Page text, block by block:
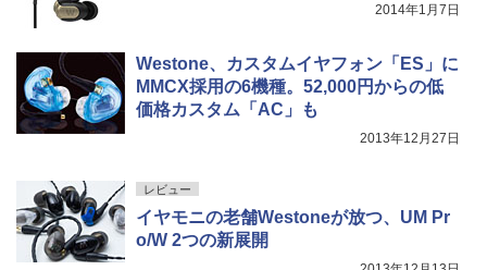
2014年1月7日
Westone、カスタムイヤフォン「ES」に
MMCX採用の6機種。52,000円からの低
価格カスタム「AC」も
2013年12月27日
レビュー
イヤモニの老舗Westoneが放つ、UM Pr
o/W 2つの新展開